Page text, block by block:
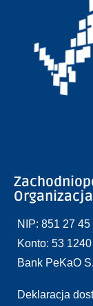
NIP: 851 27 45
Konto: 53
Bank PeKaO
Deklaracja